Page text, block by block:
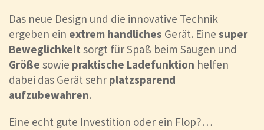
Das neue Design und die innovative Technik
ergeben ein extrem handliches Gerät. Eine super
Beweglichkeit sorgt für Spaß beim Saugen und
Größe sowie praktische Ladefunktion helfen
dabei das Gerät sehr platzsparend
aufzubewahren.
Eine echt gute Investition oder ein Flop?…